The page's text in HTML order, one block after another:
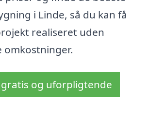
i Linde, så du kan få
realiseret uden
omkostninger.
gratis og uforpligtende